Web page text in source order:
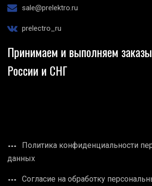
sale@prelektro.ru
prelectro_ru
Принимаем и выполняем
России и СНГ
Политика конфиденциальности
данных
Согласие на обработку